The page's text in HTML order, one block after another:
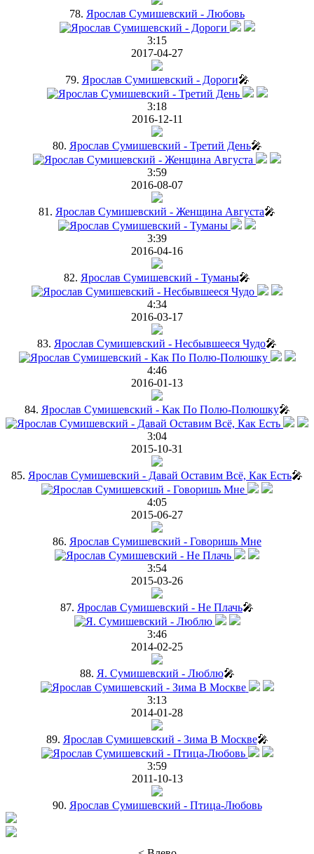
78. Ярослав Сумишевский - Любовь
3:15
2017-04-27
79. Ярослав Сумишевский - Дороги🎤
3:18
2016-12-11
80. Ярослав Сумишевский - Третий День🎤
3:59
2016-08-07
81. Ярослав Сумишевский - Женщина Августа🎤
3:39
2016-04-16
82. Ярослав Сумишевский - Туманы🎤
4:34
2016-03-17
83. Ярослав Сумишевский - Несбывшееся Чудо🎤
4:46
2016-01-13
84. Ярослав Сумишевский - Как По Полю-Полюшку🎤
3:04
2015-10-31
85. Ярослав Сумишевский - Давай Оставим Всё, Как Есть🎤
4:05
2015-06-27
86. Ярослав Сумишевский - Говоришь Мне
3:54
2015-03-26
87. Ярослав Сумишевский - Не Плачь🎤
3:46
2014-02-25
88. Я. Сумишевский - Люблю🎤
3:13
2014-01-28
89. Ярослав Сумишевский - Зима В Москве🎤
3:59
2011-10-13
90. Ярослав Сумишевский - Птица-Любовь